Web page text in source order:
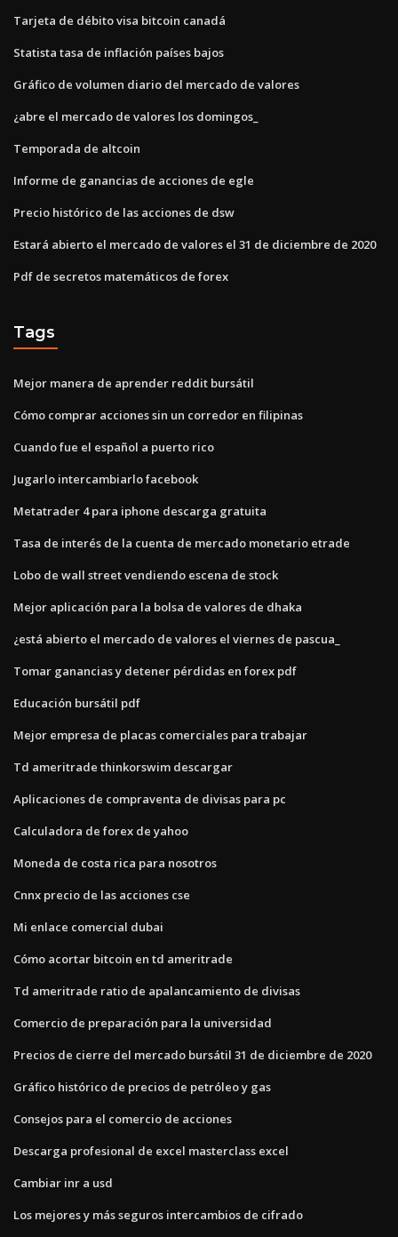
Tarjeta de débito visa bitcoin canadá
Statista tasa de inflación países bajos
Gráfico de volumen diario del mercado de valores
¿abre el mercado de valores los domingos_
Temporada de altcoin
Informe de ganancias de acciones de egle
Precio histórico de las acciones de dsw
Estará abierto el mercado de valores el 31 de diciembre de 2020
Pdf de secretos matemáticos de forex
Tags
Mejor manera de aprender reddit bursátil
Cómo comprar acciones sin un corredor en filipinas
Cuando fue el español a puerto rico
Jugarlo intercambiarlo facebook
Metatrader 4 para iphone descarga gratuita
Tasa de interés de la cuenta de mercado monetario etrade
Lobo de wall street vendiendo escena de stock
Mejor aplicación para la bolsa de valores de dhaka
¿está abierto el mercado de valores el viernes de pascua_
Tomar ganancias y detener pérdidas en forex pdf
Educación bursátil pdf
Mejor empresa de placas comerciales para trabajar
Td ameritrade thinkorswim descargar
Aplicaciones de compraventa de divisas para pc
Calculadora de forex de yahoo
Moneda de costa rica para nosotros
Cnnx precio de las acciones cse
Mi enlace comercial dubai
Cómo acortar bitcoin en td ameritrade
Td ameritrade ratio de apalancamiento de divisas
Comercio de preparación para la universidad
Precios de cierre del mercado bursátil 31 de diciembre de 2020
Gráfico histórico de precios de petróleo y gas
Consejos para el comercio de acciones
Descarga profesional de excel masterclass excel
Cambiar inr a usd
Los mejores y más seguros intercambios de cifrado